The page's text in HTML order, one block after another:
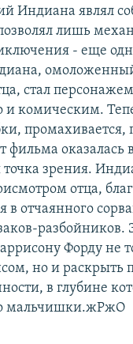
Индиана являл
лишь
- еще
стал
и комическим.
промахивается,
фильма оказалась
точка зрения.
отца,
в отчаянного
Форду не
но и раскрыть
в глубине
мальчишки.жРжО